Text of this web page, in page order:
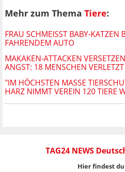
Mehr zum Thema Tiere:
FRAU SCHMEISST BABY-KATZEN
AHRENDEM AUTO
MAKAKEN-ATTACKEN
ANGST: 18 MENSCHEN VERLETZT
"IM HÖCHSTEN MASSE
ARZ NIMMT VEREIN 120 TIERE
TAG24 NEWS
Hier findest